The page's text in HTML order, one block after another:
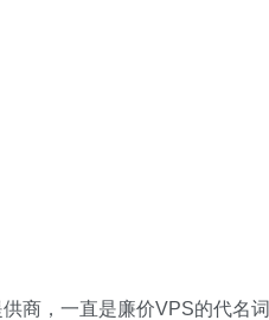
商，一直是廉价VPS的代名